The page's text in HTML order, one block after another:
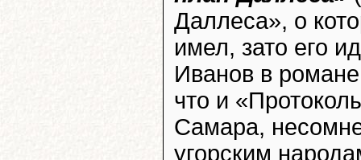
Даллеса», о
имел, зато его
Иванов в
что и
Самара,
угорским